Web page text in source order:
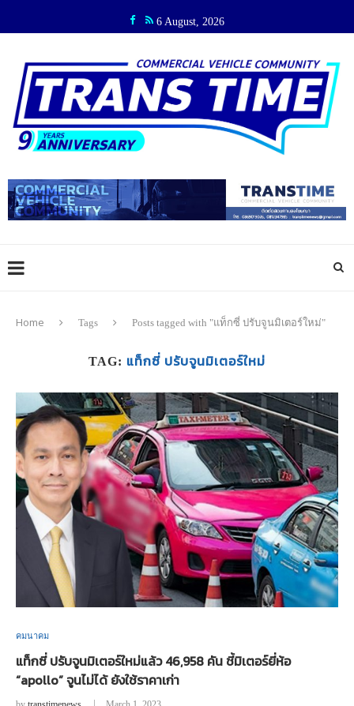
6 August, 2026
Home Tags Posts tagged with "แท็กซี่ ปรับจูนมิเตอร์ใหม่"
TAG: แท็กซี่ ปรับจูนมิเตอร์ใหม่
คมนาคม
แท็กซี่ ปรับจูนมิเตอร์ใหม่แล้ว 46,958 คัน ชี้มิเตอร์ยี่ห้อ
“apollo” จูนไม่ได้ ยังใช้ราคาเก่า